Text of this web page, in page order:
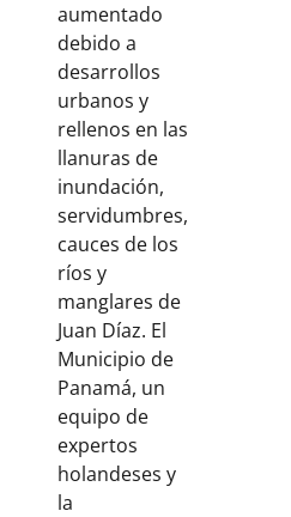
aumentado
debido a
desarrollos
urbanos y
rellenos en las
llanuras de
inundación,
servidumbres,
cauces de los
ríos y
manglares de
Juan Díaz. El
Municipio de
Panamá, un
equipo de
expertos
holandeses y
la